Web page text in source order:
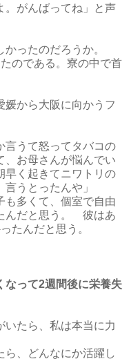
。がんばってね」と声
ったのだろうか。
のである。寮の中で首
媛から大阪に向かうフ
うて怒ってタバコの
、お母さんが悩んでい
早く起きてニワトリの
うとったんや」
多くて、個室で自由
んだと思う。 彼はあ
たんだと思う。
なって2週間後に栄養失
たら、私は本当に力
、どんなにか活躍し